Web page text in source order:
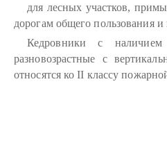
для лесных участков,
дорогам общего пользования
Кедровники с
разновозрастные с
относятся ко II классу